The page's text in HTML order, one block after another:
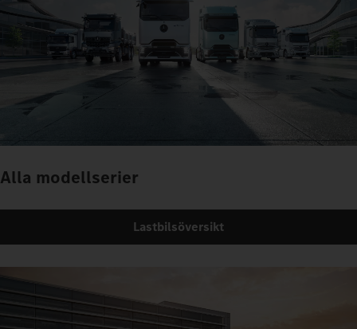
Alla modellserier
Lastbilsöversikt